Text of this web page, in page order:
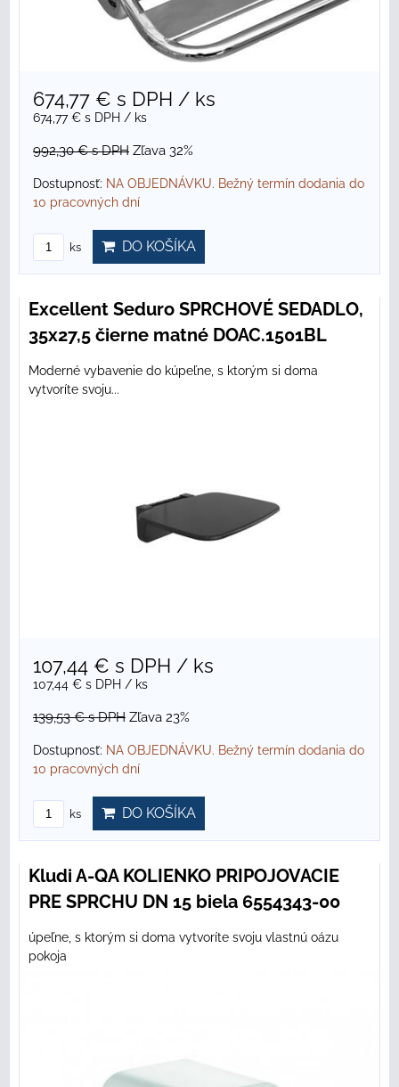
674,77 € s DPH / ks
674,77 € s DPH / ks
992,30 €s DPH Zľava 32%
Dostupnosť: NA OBJEDNÁVKU. Bežný termín dodania do
10 pracovných dní
ks DO KOŠÍKA
Excellent Seduro SPRCHOVÉ SEDADLO,
35x27,5 čierne matné DOAC.1501BL
Moderné vybavenie do kúpeľne, s ktorým si doma
vytvoríte svoju...
107,44 € s DPH / ks
107,44 € s DPH / ks
139,53 €s DPH Zľava 23%
Dostupnosť: NA OBJEDNÁVKU. Bežný termín dodania do
10 pracovných dní
ks DO KOŠÍKA
Kludi A-QA KOLIENKO PRIPOJOVACIE
PRE SPRCHU DN 15 biela 6554343-00
úpeľne, s ktorým si doma vytvoríte svoju vlastnú oázu
pokoja